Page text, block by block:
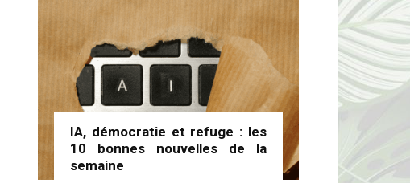
IA, démocratie et refuge : les
10 bonnes nouvelles de la
semaine